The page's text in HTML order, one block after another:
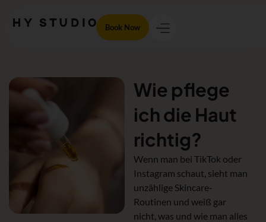
Book Now
Wie pflege
ich die Haut
richtig?
Wenn man bei TikTok oder
Instagram schaut, sieht man
unzählige Skincare-
Routinen und weiß gar
nicht, was und wie man alles